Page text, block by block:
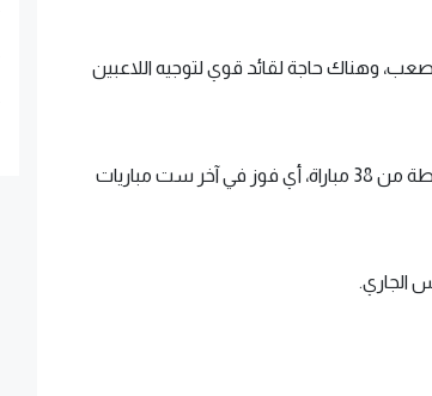
وهناك حاجة لقائد قوي لتوجيه اللاعبين
ولم يحقق برمنجهام، الذي يحتل المركز 21 في الترتيب برصيد 39 نقطة من 38 مباراة، أي فوز في آخر ست مباريات